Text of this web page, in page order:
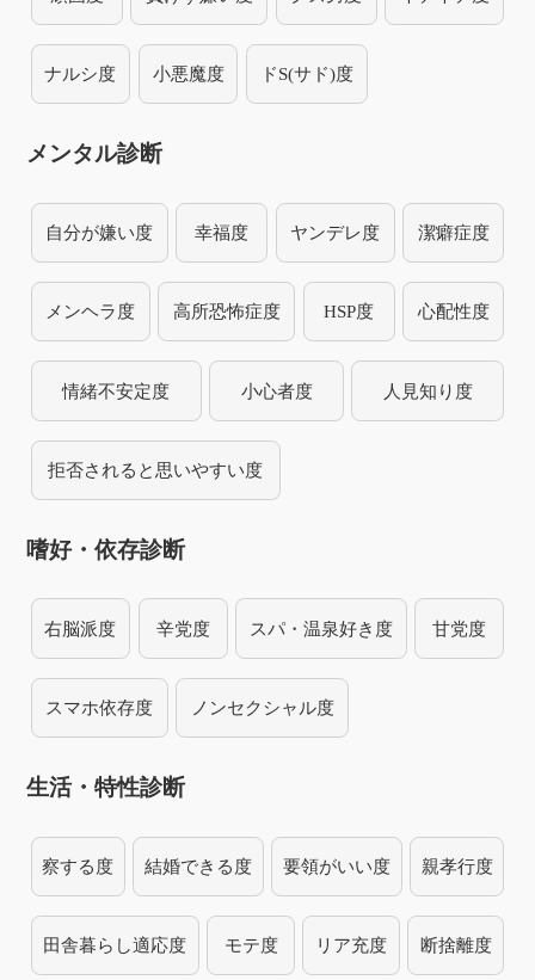
ナルシ度 小悪魔度 ドS(サド)度
メンタル診断
自分が嫌い度 幸福度 ヤンデレ度 潔癖症度
メンヘラ度 高所恐怖症度 HSP度 心配性度
情緒不安定度 小心者度 人見知り度
拒否されると思いやすい度
嗜好・依存診断
右脳派度 辛党度 スパ・温泉好き度 甘党度
スマホ依存度 ノンセクシャル度
生活・特性診断
察する度 結婚できる度 要領がいい度 親孝行度
田舎暮らし適応度 モテ度 リア充度 断捨離度